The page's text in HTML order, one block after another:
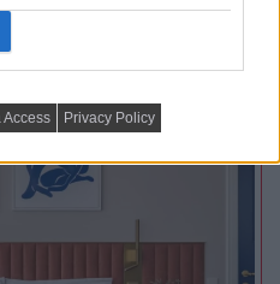
Access Privacy Policy
ötletek